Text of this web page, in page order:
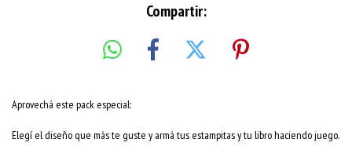
Compartir:
Aprovechá este pack especial:
Elegí el diseño que más te guste y armá tus estampitas y tu libro haciendo juego.